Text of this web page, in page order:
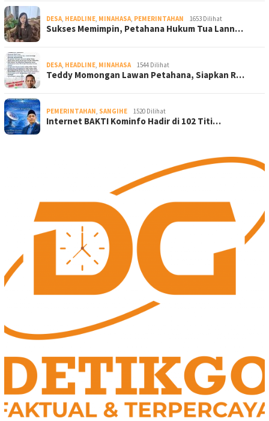
DESA, HEADLINE, MINAHASA, PEMERINTAHAN 1653 Dilihat
Sukses Memimpin, Petahana Hukum Tua Lann…
DESA, HEADLINE, MINAHASA 1544 Dilihat
Teddy Momongan Lawan Petahana, Siapkan R…
PEMERINTAHAN, SANGIHE 1520 Dilihat
Internet BAKTI Kominfo Hadir di 102 Titi…